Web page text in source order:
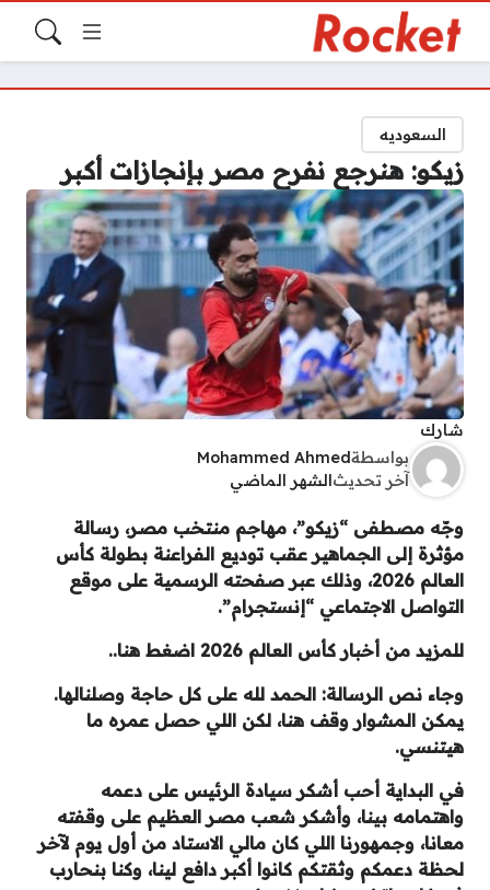
السعوديه
زيكو: هنرجع نفرح مصر بإنجازات أكبر
شارك
بواسطةMohammed Ahmed
آخر تحديث الشهر الماضي
وجّه مصطفى “زيكو”، مهاجم منتخب مصر، رسالة
مؤثرة إلى الجماهير عقب توديع الفراعنة بطولة كأس
العالم 2026، وذلك عبر صفحته الرسمية على موقع
التواصل الاجتماعي “إنستجرام”.
للمزيد من أخبار كأس العالم 2026 اضغط هنا..
وجاء نص الرسالة: الحمد لله على كل حاجة وصلنالها.
يمكن المشوار وقف هنا، لكن اللي حصل عمره ما
هيتنسي.
في البداية أحب أشكر سيادة الرئيس على دعمه
واهتمامه بينا، وأشكر شعب مصر العظيم على وقفته
معانا، وجمهورنا اللي كان مالي الاستاد من أول يوم لآخر
لحظة دعمكم وثقتكم كانوا أكبر دافع لينا، وكنا بنحارب